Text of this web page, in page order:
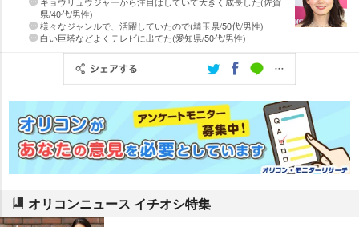
県/40代/男性)
様々なジャンルで、活躍していたので(埼玉県/50代/男性)
白い巨塔などよくテレビに出てた(愛知県/50代/男性)
オリコンニュース イチオシ特集